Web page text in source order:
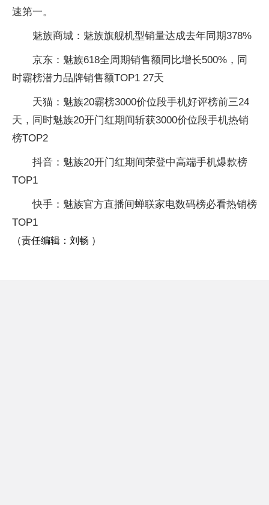
速第一。
魅族商城：魅族旗舰机型销量达成去年同期378%
京东：魅族618全周期销售额同比增长500%，同
时霸榜潜力品牌销售额TOP1 27天
天猫：魅族20霸榜3000价位段手机好评榜前三24
天，同时魅族20开门红期间斩获3000价位段手机热销
榜TOP2
抖音：魅族20开门红期间荣登中高端手机爆款榜
TOP1
快手：魅族官方直播间蝉联家电数码榜必看热销榜
TOP1
（责任编辑：刘畅 ）